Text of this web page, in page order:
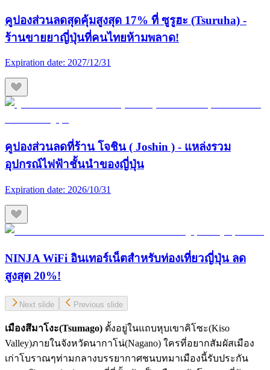
คูปองส่วนลดสุดคุ้มสูงสุด 17% ที่ ซูรูฮะ (Tsuruha) -
ร้านขายยาญี่ปุ่นที่คนไทยห้ามพลาด!
Expiration date: 2027/12/31
คูปองส่วนลดที่ร้าน โจชิน ( Joshin ) - แหล่งรวม
อุปกรณ์ไฟฟ้าชั้นนำของญี่ปุ่น
Expiration date: 2026/10/31
NINJA WiFi อินเทอร์เน็ตสำหรับท่องเที่ยวญี่ปุ่น ลด
สูงสุด 20%!
Next slide Previous slide
เมืองสึมาโงะ(Tsumago) ตั้งอยู่ในแถบหุบเขาคิโซะ(Kiso
Valley)ภายในจังหวัดนากาโน่(Nagano) ใครที่อยากสัมผัสเมือง
เก่าโบราณๆท่ามกลางบรรยากาศชนบทมาเมืองนี้รับประกัน